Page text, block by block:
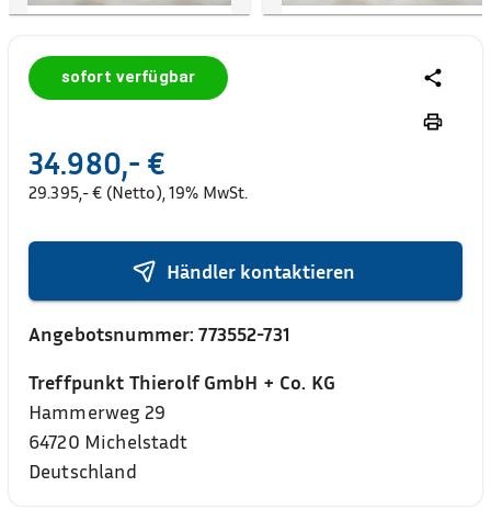
sofort verfügbar
34.980,- €
29.395,- € (Netto), 19% MwSt.
Händler kontaktieren
Angebotsnummer:773552-731
Treffpunkt Thierolf GmbH + Co. KG
Hammerweg 29
64720 Michelstadt
Deutschland